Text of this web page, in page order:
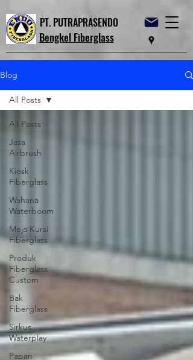
PT. PUTRAPRASENDO
Bengkel Fiberglass
Blog
All Posts
Jasa
Airbrush
Kiosk
Fiberglass
Wahana
Waterboom
Meja Kursi
Fiberglass
Produk
Fiberglass
Custom
Bak
Fiberglass
Sirkus
Waterplay
Papan
All Posts